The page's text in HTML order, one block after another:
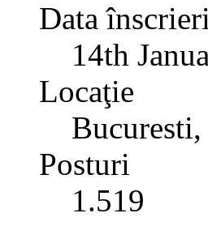
Data
14th
Locaţie
Posturi
1.519